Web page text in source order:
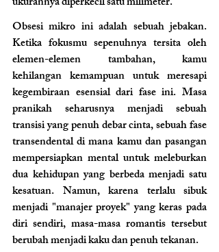
Obsesi mikro ini adalah sebuah jebakan.
Ketika fokusmu sepenuhnya tersita oleh
elemen-elemen tambahan, kamu
kehilangan kemampuan untuk meresapi
kegembiraan esensial dari fase ini. Masa
pranikah seharusnya menjadi sebuah
transisi yang penuh debar cinta, sebuah fase
transendental di mana kamu dan pasangan
mempersiapkan mental untuk meleburkan
dua kehidupan yang berbeda menjadi satu
kesatuan. Namun, karena terlalu sibuk
menjadi "manajer proyek" yang keras pada
diri sendiri, masa-masa romantis tersebut
berubah menjadi kaku dan penuh tekanan.